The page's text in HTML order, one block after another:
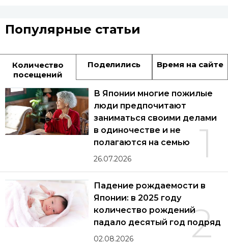
Популярные статьи
Количество
посещений
Поделились Время на сайте
1
В Японии многие пожилые
люди предпочитают
заниматься своими делами
в одиночестве и не
полагаются на семью
26.07.2026
2
Падение рождаемости в
Японии: в 2025 году
количество рождений
падало десятый год подряд
02.08.2026